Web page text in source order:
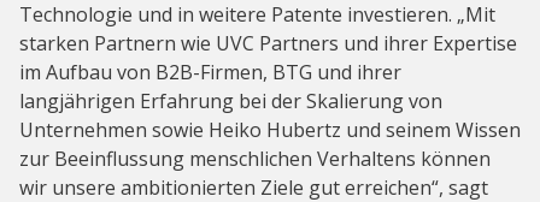
Technologie und in weitere Patente investieren. „Mit
starken Partnern wie UVC Partners und ihrer Expertise
im Aufbau von B2B-Firmen, BTG und ihrer
langjährigen Erfahrung bei der Skalierung von
Unternehmen sowie Heiko Hubertz und seinem Wissen
zur Beeinflussung menschlichen Verhaltens können
wir unsere ambitionierten Ziele gut erreichen“, sagt